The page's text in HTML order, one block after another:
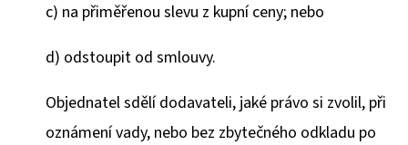
c) na přiměřenou slevu z kupní ceny; nebo
d) odstoupit od smlouvy.
Objednatel sdělí dodavateli, jaké právo si zvolil, při
oznámení vady, nebo bez zbytečného odkladu po